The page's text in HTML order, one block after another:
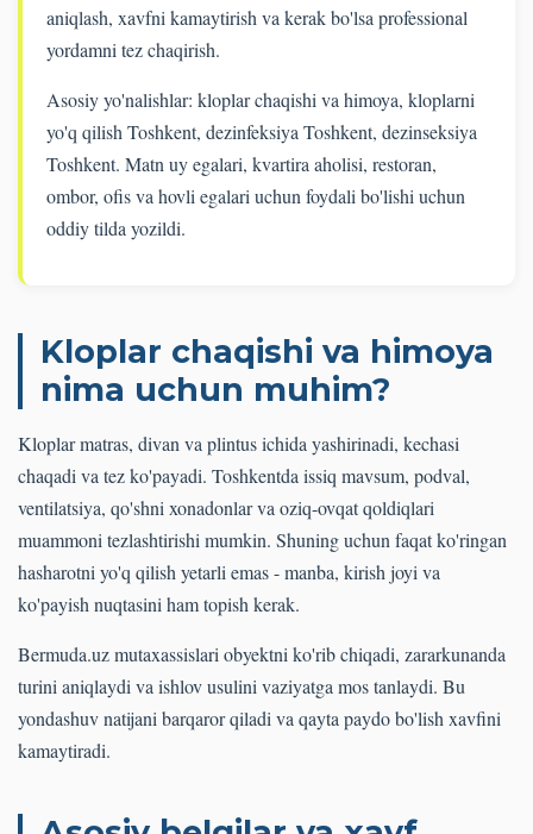
aniqlash, xavfni kamaytirish va kerak bo'lsa professional
yordamni tez chaqirish.
Asosiy yo'nalishlar: kloplar chaqishi va himoya, kloplarni
yo'q qilish Toshkent, dezinfeksiya Toshkent, dezinseksiya
Toshkent. Matn uy egalari, kvartira aholisi, restoran,
ombor, ofis va hovli egalari uchun foydali bo'lishi uchun
oddiy tilda yozildi.
Kloplar chaqishi va himoya
nima uchun muhim?
Kloplar matras, divan va plintus ichida yashirinadi, kechasi
chaqadi va tez ko'payadi. Toshkentda issiq mavsum, podval,
ventilatsiya, qo'shni xonadonlar va oziq-ovqat qoldiqlari
muammoni tezlashtirishi mumkin. Shuning uchun faqat ko'ringan
hasharotni yo'q qilish yetarli emas - manba, kirish joyi va
ko'payish nuqtasini ham topish kerak.
Bermuda.uz mutaxassislari obyektni ko'rib chiqadi, zararkunanda
turini aniqlaydi va ishlov usulini vaziyatga mos tanlaydi. Bu
yondashuv natijani barqaror qiladi va qayta paydo bo'lish xavfini
kamaytiradi.